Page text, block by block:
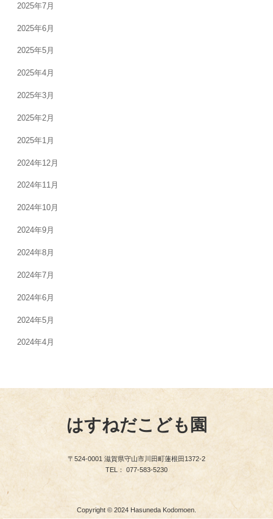
2025年7月
2025年6月
2025年5月
2025年4月
2025年3月
2025年2月
2025年1月
2024年12月
2024年11月
2024年10月
2024年9月
2024年8月
2024年7月
2024年6月
2024年5月
2024年4月
はすねだこども園
〒524-0001 滋賀県守山市川田町蓮根田1372-2
TEL： 077-583-5230
Copyright © 2024 Hasuneda Kodomoen.